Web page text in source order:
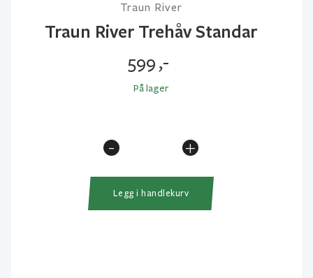
Traun River
Traun River Trehåv Standar
599,-
På lager
+
Trehåv
-
Legg i handlekurv